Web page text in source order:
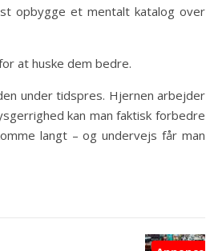
opbygge et mentalt katalog over
at huske dem bedre.
under tidspres. Hjernen arbejder
kan man faktisk forbedre
langt – og undervejs får man